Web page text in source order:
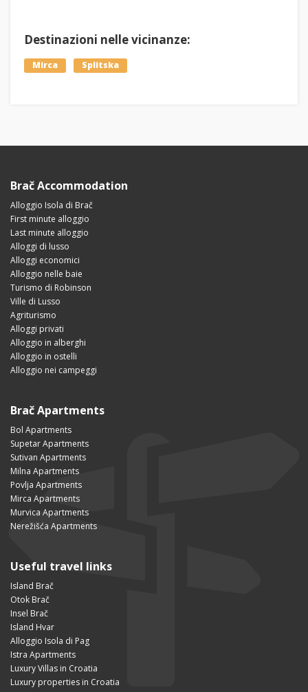
Destinazioni nelle vicinanze:
Mirca Splitska
Brač Accommodation
Alloggio Isola di Brač
First minute alloggio
Last minute alloggio
Alloggi di lusso
Alloggi economici
Alloggio nelle baie
Turismo di Robinson
Ville di Lusso
Agriturismo
Alloggi privati
Alloggio in alberghi
Alloggio in ostelli
Alloggio nei campeggi
Brač Apartments
Bol Apartments
Supetar Apartments
Sutivan Apartments
Milna Apartments
Povlja Apartments
Mirca Apartments
Murvica Apartments
Nerežišća Apartments
Useful travel links
Island Brač
Otok Brač
Insel Brač
Island Hvar
Alloggio Isola di Pag
Istra Apartments
Luxury Villas in Croatia
Luxury properties in Croatia